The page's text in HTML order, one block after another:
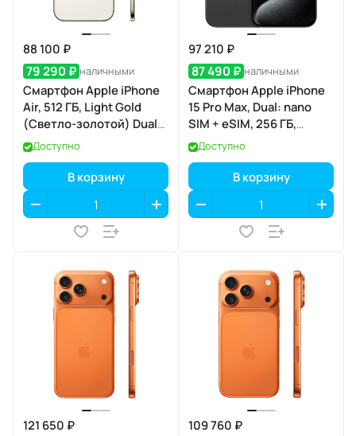
88 100 ₽
79 290 ₽ наличными
Смартфон Apple iPhone
Air, 512 ГБ, Light Gold
(Светло-золотой) Dual
eSIM
Доступно
В корзину
97 210 ₽
87 490 ₽ наличными
Смартфон Apple iPhone
15 Pro Max, Dual: nano
SIM + eSIM, 256 ГБ,
черный титан
Доступно
В корзину
121 650 ₽
109 760 ₽